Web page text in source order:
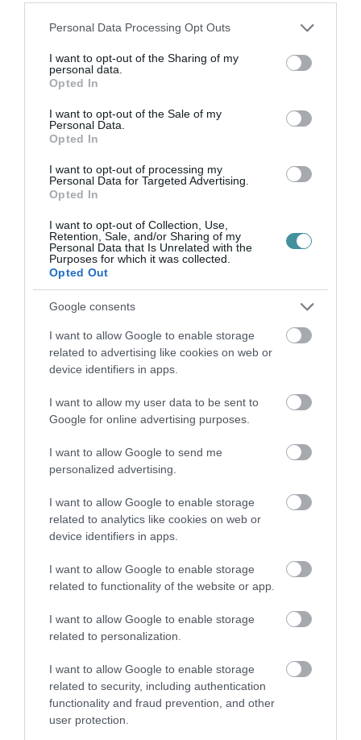
Please note that this website/app uses one or more Google
not limited to your visit or usage behaviour. You may click to
grant or deny consent to Google and its third-party tags to
use your data for below specified purposes in below Google
consent section.
Personal Data Processing Opt Outs
I want to opt-out of the Sharing of my
personal data.
Opted In
I want to opt-out of the Sale of my
Personal Data.
Opted In
I want to opt-out of processing my
Personal Data for Targeted Advertising.
Opted In
I want to opt-out of Collection, Use,
Retention, Sale, and/or Sharing of my
Personal Data that Is Unrelated with the
Purposes for which it was collected.
Opted Out
Google consents
I want to allow Google to enable storage
related to advertising like cookies on web or
device identifiers in apps.
I want to allow my user data to be sent to
Google for online advertising purposes.
I want to allow Google to send me
personalized advertising.
I want to allow Google to enable storage
related to analytics like cookies on web or
device identifiers in apps.
I want to allow Google to enable storage
related to functionality of the website or app.
I want to allow Google to enable storage
related to personalization.
I want to allow Google to enable storage
related to security, including authentication
functionality and fraud prevention, and other
user protection.
Magyarország helyi önkormányzatairól szóló
2011. évi CLXXXIX. törvény 32. § (2)
bekezdése értelmében a képviselő köteles a
testületi üléseken megjelenni, a képviselő-
testület munkájában és döntéshozatali
eljárásában részt venni. Tök mindegy, hogy
milyen vélt vagy valós hazugságcunamit kap a
értelmében a kötelezettségeit megszegő
önkormányzati képviselő megállapított
tiszteletdíját, természetbeni juttatását a
képviselő-testület legfeljebb tizenkét havi
időtartamra csökkentheti, megvonhatja.
Eléggé vékonyka ez a felelősség. Sokkal
elkeserítőbb az, hogy milyen az egri közgyűlés
hangulata, és milyen komolyan veszik a
választott képviselők a munkájukat.
KÖZGYŰLÉS
Csak néhány napirendi pontig jutottak,
határozatképtelenné vált az ülés.
Ne maradjon le a legfrissebb hírekről, kövessen
bennünket az EGRI ÜGYEK Google Hírek oldalán!